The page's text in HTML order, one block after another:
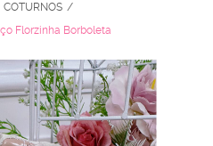
COTURNOS
Florzinha Borboleta